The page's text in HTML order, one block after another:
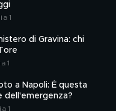
1
di Gravina: chi
1
a Napoli: È questa
dell'emergenza?
1